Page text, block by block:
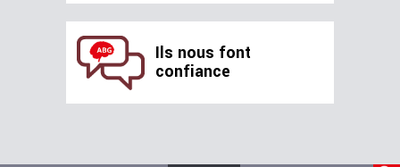
Ils nous font
confiance